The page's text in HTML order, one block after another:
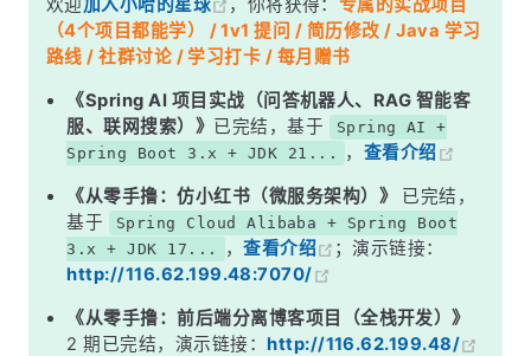
深度解析
一、反射机制的核心组成
二、获取 Class 对象的三种方式
三、反射的核心操作示例
五、反射性能优化策略
六、反射的经典应用场景
常见面试变体
欢迎加入小哈的星球 ，你将获得： 专属的实战项目
（4个项目都能学） / 1v1 提问 / 简历修改 / Java 学习
路线 / 社群讨论 / 学习打卡 / 每月赠书
《Spring AI 项目实战（问答机器人、RAG 智能客
服、联网搜索）》 已完结，基于
Spring AI +
Spring Boot 3.x + JDK 21...
， 查看介绍
《从零手撸：仿小红书（微服务架构）》
已完结，
基于
Spring Cloud Alibaba + Spring Boot
3.x + JDK 17...
，查看介绍
；演示链接：
http://116.62.199.48:7070/
《从零手撸：前后端分离博客项目（全栈开发）》
2 期已完结，演示链接：http://116.62.199.48/